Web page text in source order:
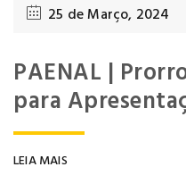
25 de Março, 2024
PAENAL |
para
LEIA MAIS